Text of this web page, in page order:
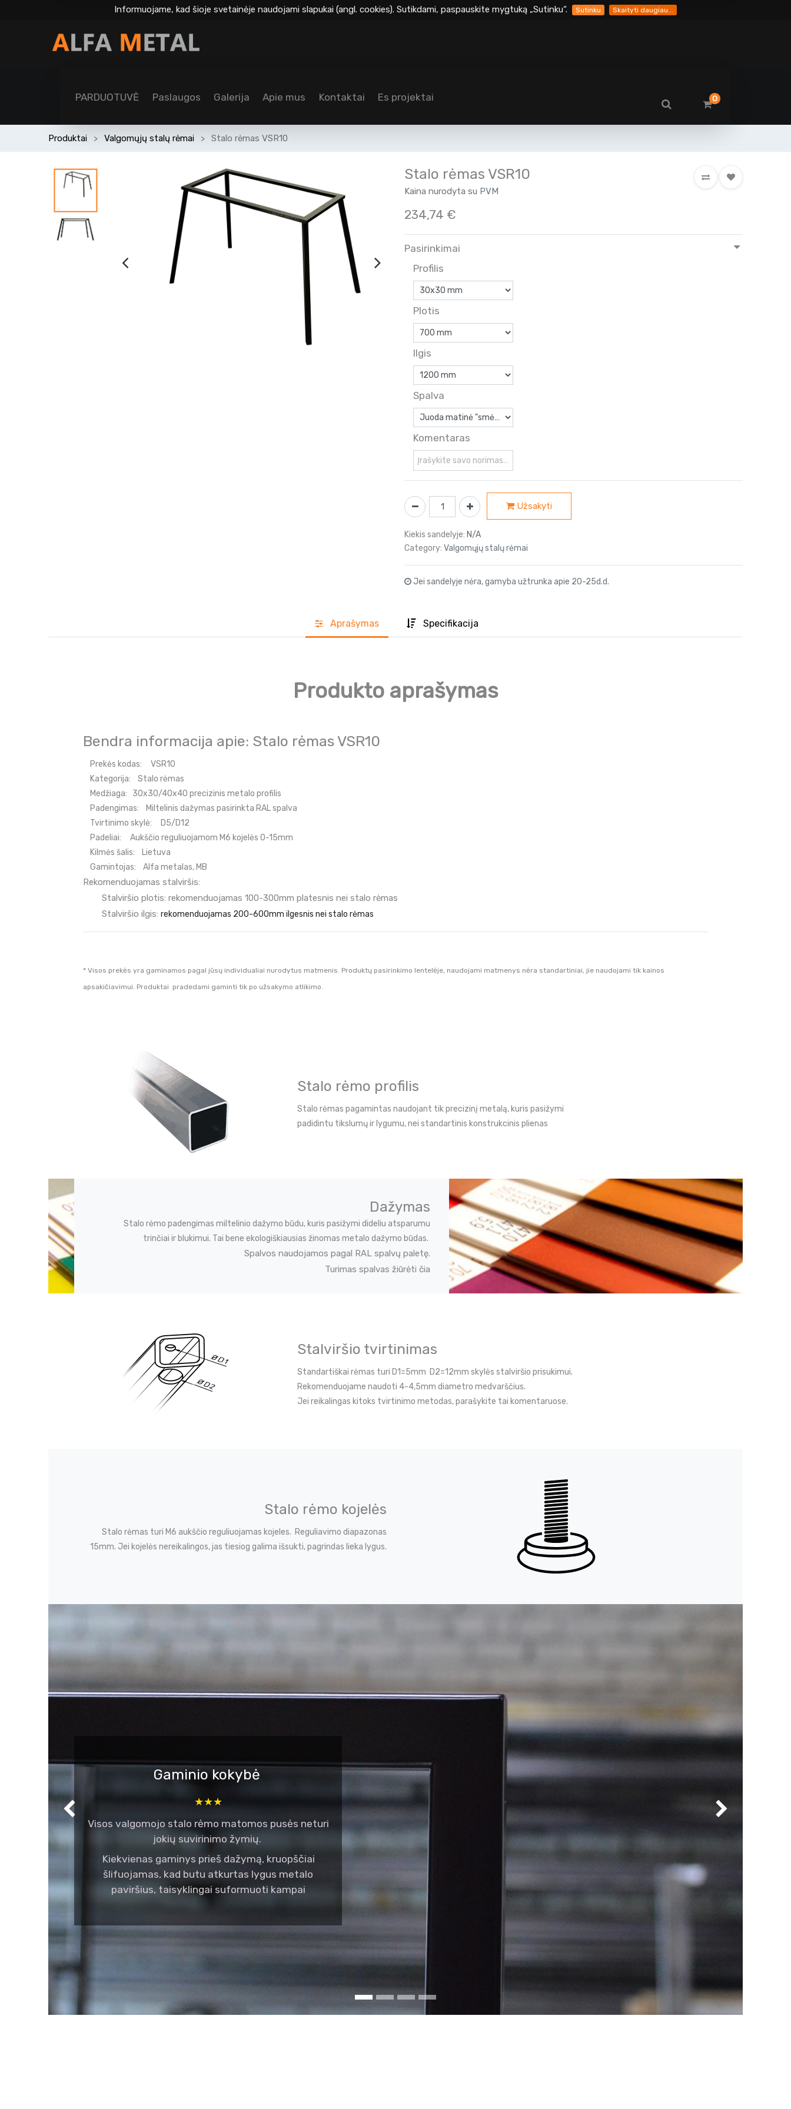
Informuojame, kad šioje svetainėje naudojami slapukai (angl. cookies). Sutikdami, paspauskite mygtuką „Sutinku“. Sutinku Skaityti daugiau...
PARDUOTUVĖ Paslaugos Galerija Apie mus Kontaktai Es projektai 0
Produktai Valgomųjų stalų rėmai Stalo rėmas VSR10
Stalo rėmas VSR10
Kaina nurodyta su PVM
234,74 €
Pasirinkimai
Profilis
Plotis
Ilgis
Spalva
Komentaras
Užsakyti
Kiekis sandelyje: N/A
Category: Valgomųjų stalų rėmai
Jei sandelyje nėra, gamyba užtrunka apie 20-25d.d.
Aprašymas Specifikacija
Produkto aprašymas
Bendra informacija apie: Stalo rėmas VSR10
Prekės kodas:
VSR10
Kategorija: Stalo rėmas
Medžiaga:
30x30/40x40 precizinis metalo profilis
Padengimas:
Miltelinis dažymas pasirinkta RAL spalva
Tvirtinimo skylė:
D5/D12
Padeliai: Aukščio reguliuojamom M6 kojelės 0-15mm
Kilmės šalis:
Lietuva
Gamintojas:
Alfa metalas, MB
Rekomenduojamas stalviršis:
Stalviršio plotis:rekomenduojamas 100-300mm platesnis nei stalo rėmas
Stalviršio ilgis:rekomenduojamas 200-600mm ilgesnis nei stalo rėmas
* Visos prekės yra gaminamos pagal jūsų individualiai nurodytus matmenis. Produktų pasirinkimo lentelėje, naudojami matmenys nėra standartiniai, jie naudojami tik kainos
apsakičiavimui. Produktai pradedami gaminti tik po užsakymo atlikimo.
Stalo rėmo profilis
Stalo rėmas pagamintas naudojant tik precizinį metalą, kuris pasižymi
padidintu tikslumų ir lygumu, nei standartinis konstrukcinis plienas
Dažymas
Stalo rėmo padengimas miltelinio dažymo būdu, kuris pasižymi dideliu atsparumu
trinčiai ir blukimui. Tai bene ekologiškiausias žinomas metalo dažymo būdas.
Spalvos naudojamos pagal RAL spalvų paletę.
Turimas spalvas žiūrėti čia
Stalviršio tvirtinimas
Standartiškai rėmas turi D1=5mm D2=12mm skylės stalviršio prisukimui.
Rekomenduojame naudoti 4-4,5mm diametro medvarščius.
Jei reikalingas kitoks tvirtinimo metodas, parašykite tai komentaruose.
Stalo rėmo kojelės
Stalo rėmas turi M6 aukščio reguliuojamas kojeles. Reguliavimo diapazonas
15mm. Jei kojelės nereikalingos, jas tiesiog galima išsukti, pagrindas lieka lygus.
Gaminio kokybė
★★★
Visos valgomojo stalo rėmo matomos pusės neturi
jokių suvirinimo žymių.
Kiekvienas gaminys prieš dažymą, kruopščiai
šlifuojamas, kad butu atkurtas lygus metalo
paviršius, taisyklingai suformuoti kampai
Ankstesnis